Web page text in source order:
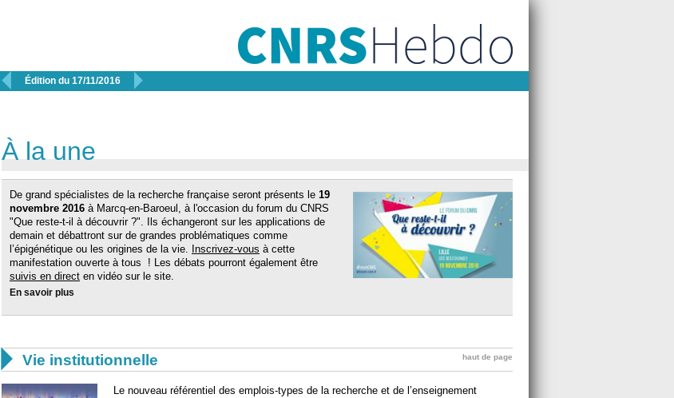
 Édition du 17/11/2016 
À la une
De grand spécialistes de la recherche française seront présents le 19
novembre 2016 à Marcq-en-Baroeul, à l'occasion du forum du CNRS
"Que reste-t-il à découvrir ?". Ils échangeront sur les applications de
demain et débattront sur de grandes problématiques comme
l’épigénétique ou les origines de la vie. Inscrivez-vous à cette
manifestation ouverte à tous ! Les débats pourront également être
suivis en direct en vidéo sur le site.
En savoir plus
 Vie institutionnelle haut de page
Le nouveau référentiel des emplois-types de la recherche et de l’enseignement